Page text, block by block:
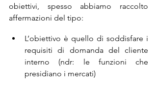
obiettivi, spesso abbiamo raccolto
affermazioni del tipo:
L’obiettivo è quello di soddisfare i
requisiti di domanda del cliente
interno (ndr: le funzioni che
presidiano i mercati)